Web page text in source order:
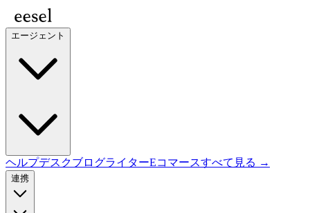
エージェント
ヘルプデスクブログライターEコマースすべて見る →
連携